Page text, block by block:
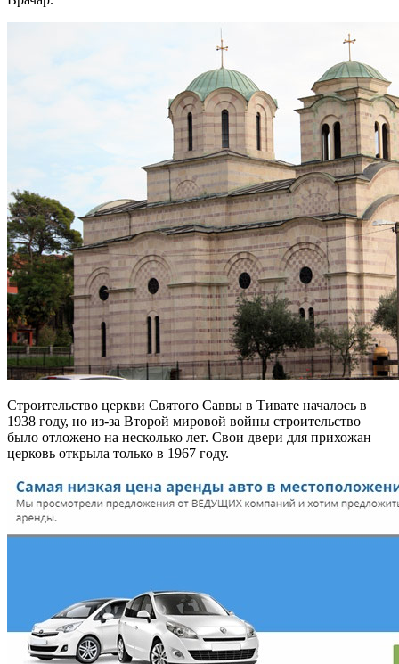
Строительство церкви Святого Саввы в Тивате началось в
1938 году, но из-за Второй мировой войны строительство
было отложено на несколько лет. Свои двери для прихожан
церковь открыла только в 1967 году.